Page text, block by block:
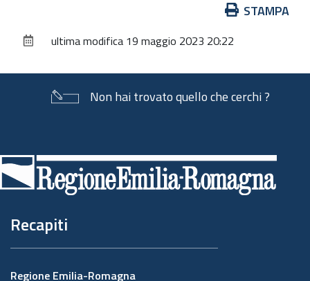
documento
STAMPA
ultima modifica 19 maggio 2023 20:22
Non hai trovato quello che cerchi ?
di
pagina
Recapiti
Regione Emilia-Romagna